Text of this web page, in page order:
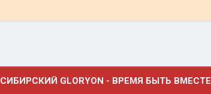
СИБИРСКИЙ GLORYON - ВРЕМЯ БЫТЬ ВМЕСТЕ